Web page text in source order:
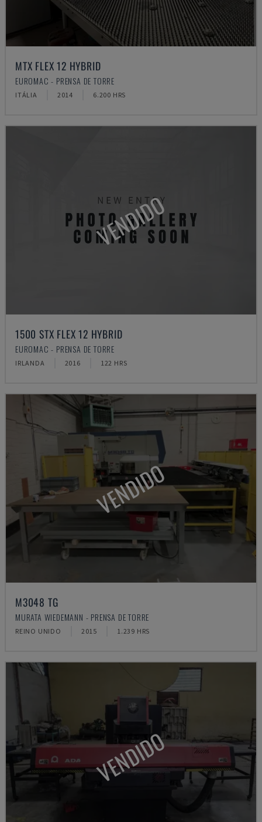
MTX FLEX 12 HYBRID
EUROMAC - PRENSA DE TORRE
ITÁLIA 2014 6.200 HRS
VENDIDO
1500 STX FLEX 12 HYBRID
EUROMAC - PRENSA DE TORRE
IRLANDA 2016 122 HRS
VENDIDO
M3048 TG
MURATA WIEDEMANN - PRENSA DE TORRE
REINO UNIDO 2015 1.239 HRS
VENDIDO